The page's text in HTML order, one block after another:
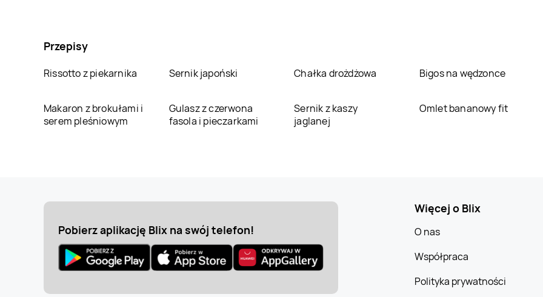
Przepisy
Rissotto z piekarnika Sernik japoński Chałka drożdżowa Bigos na wędzonce
Makaron z brokułami i
serem pleśniowym
Gulasz z czerwona
fasola i pieczarkami
Sernik z kaszy
jaglanej
Omlet bananowy fit
Pobierz aplikację Blix na swój telefon!
Więcej o Blix
O nas
Współpraca
Polityka prywatności